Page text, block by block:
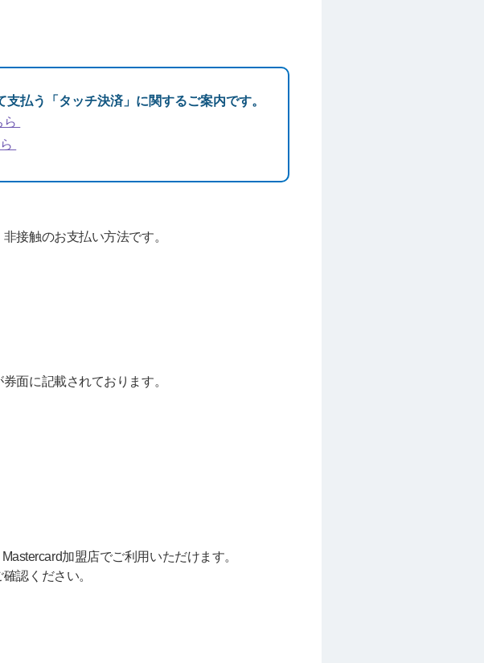
払う「タッチ決済」に関するご案内です。
ら
接触のお支払い方法です。
面に記載されております。
加盟店でご利用いただけます。
認ください。